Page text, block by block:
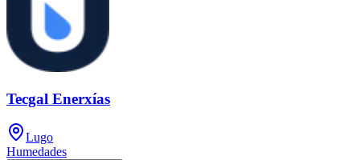
Tecgal Enerxías
Lugo
Humedades